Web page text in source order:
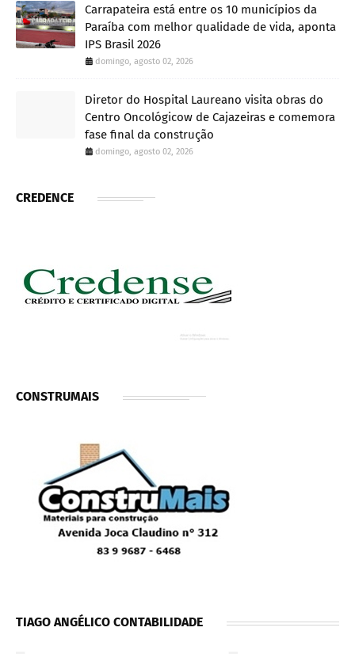
Carrapateira está entre os 10 municípios da
Paraíba com melhor qualidade de vida, aponta
IPS Brasil 2026
domingo, agosto 02, 2026
Diretor do Hospital Laureano visita obras do
Centro Oncológicow de Cajazeiras e comemora
fase final da construção
domingo, agosto 02, 2026
CREDENCE
CONSTRUMAIS
TIAGO ANGÉLICO CONTABILIDADE